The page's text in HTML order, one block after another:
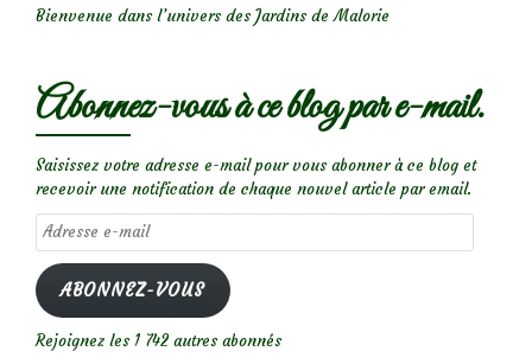
Bienvenue dans l’univers des Jardins de Malorie
Abonnez-vous à ce blog par e-mail.
Saisissez votre adresse e-mail pour vous abonner à ce blog et
recevoir une notification de chaque nouvel article par email.
Adresse
e-
mail
ABONNEZ-VOUS
Rejoignez les 1 742 autres abonnés